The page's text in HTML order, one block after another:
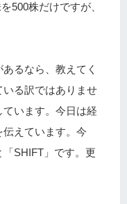
500株だけですが、
るなら、教えてく
る訳ではありませ
います。今日は経
えています。今
SHIFT」です。更